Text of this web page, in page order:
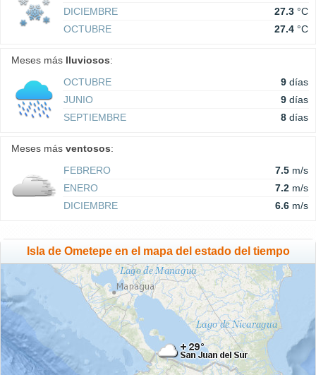
DICIEMBRE 27.3 °C
OCTUBRE
27.4 °C
Meses más lluviosos:
OCTUBRE
9 días
JUNIO
9 días
SEPTIEMBRE
8 días
Meses más ventosos:
FEBRERO
7.5 m/s
ENERO
7.2 m/s
DICIEMBRE
6.6 m/s
Isla de Ometepe en el mapa del estado del tiempo